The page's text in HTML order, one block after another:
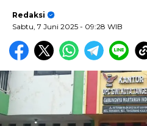
Redaksi
Sabtu, 7 Juni 2025 - 09:28 WIB